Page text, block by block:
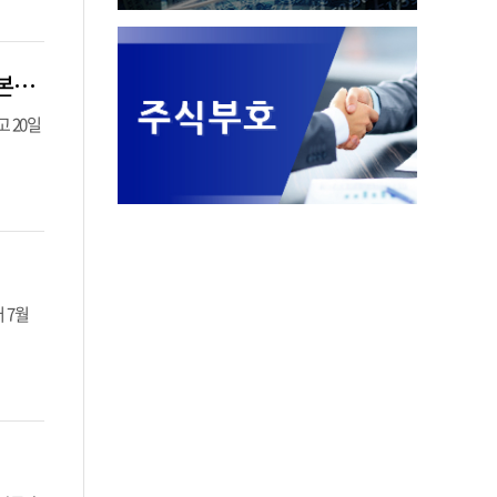
네이버클라우드-HD한국조선해양, 조선 맞춤형 클라우드 구축…조선업 AI 전환 본격화
20일
7월